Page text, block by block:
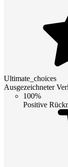
Ultimate_choices
Ausgezeichneter
100%
Positive